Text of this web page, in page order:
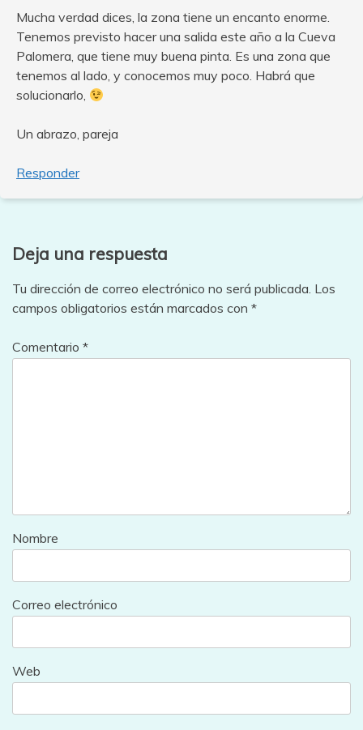
Mucha verdad dices, la zona tiene un encanto enorme.
Tenemos previsto hacer una salida este año a la Cueva
Palomera, que tiene muy buena pinta. Es una zona que
tenemos al lado, y conocemos muy poco. Habrá que
solucionarlo,
Un abrazo, pareja
Responder
Deja una respuesta
Tu dirección de correo electrónico no será publicada. Los
campos obligatorios están marcados con *
Comentario *
Nombre
Correo electrónico
Web